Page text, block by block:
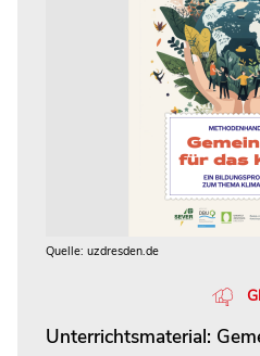
Quelle: uzdresden.de
Unterrichtsmaterial: